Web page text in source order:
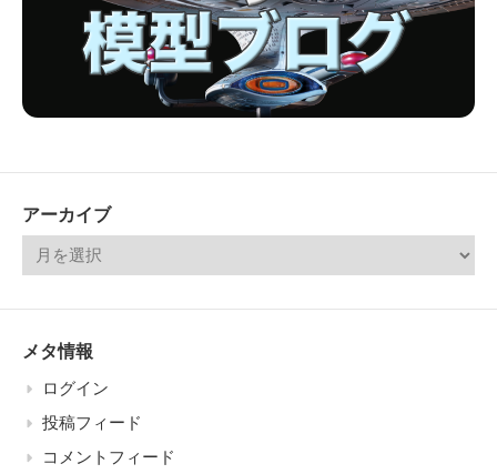
アーカイブ
メタ情報
ログイン
投稿フィード
コメントフィード